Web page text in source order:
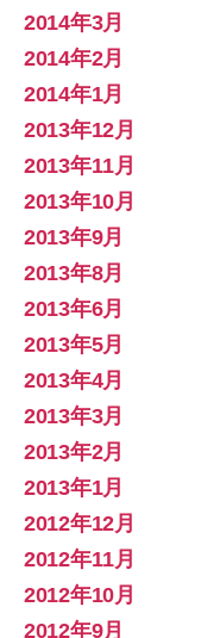
2014年3月
2014年2月
2014年1月
2013年12月
2013年11月
2013年10月
2013年9月
2013年8月
2013年6月
2013年5月
2013年4月
2013年3月
2013年2月
2013年1月
2012年12月
2012年11月
2012年10月
2012年9月